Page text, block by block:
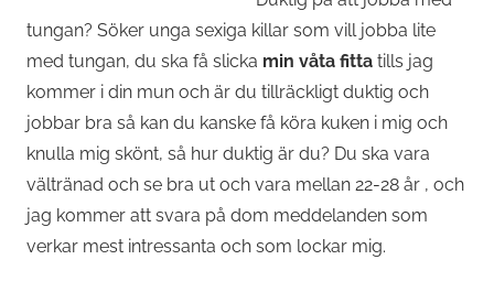
tungan? Söker unga sexiga killar som vill jobba lite
med tungan, du ska få slicka min våta fitta tills jag
kommer i din mun och är du tillräckligt duktig och
jobbar bra så kan du kanske få köra kuken i mig och
knulla mig skönt, så hur duktig är du? Du ska vara
vältränad och se bra ut och vara mellan 22-28 år , och
jag kommer att svara på dom meddelanden som
verkar mest intressanta och som lockar mig.